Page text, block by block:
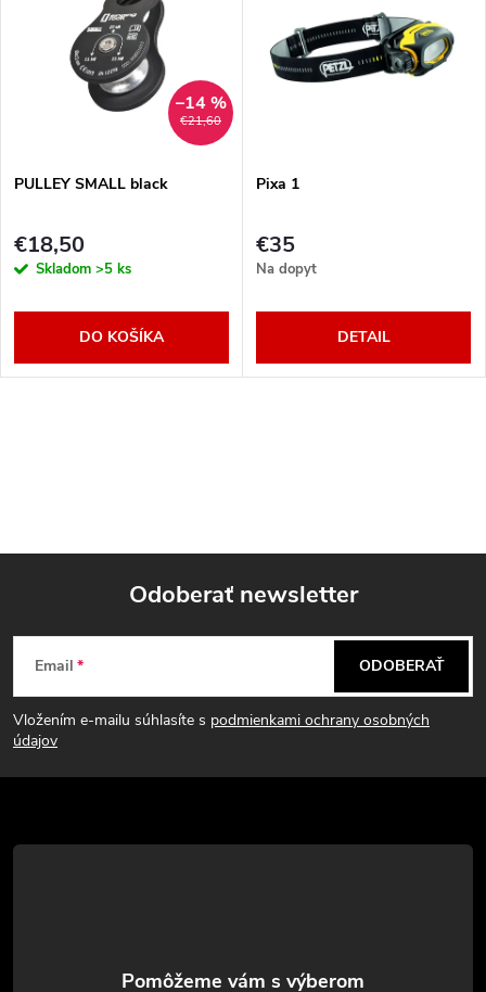
€21,60
–14 %
PULLEY SMALL black
€18,50
Skladom >5 ks
DO KOŠÍKA
Pixa 1
€35
Na dopyt
DETAIL
Z
á
p
t
Odoberať newsletter
Email
Vložením e-mailu súhlasíte s podmienkami ochrany osobných
údajov
ODOBERAŤ